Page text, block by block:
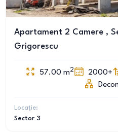
Apartament 2 Camere ,
Grigorescu
57.00 m2 2000+
Locație:
Sector 3